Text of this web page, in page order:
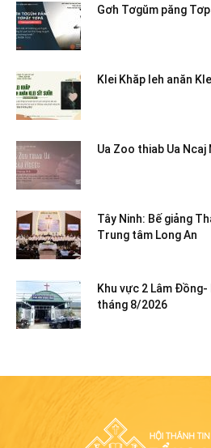
Gơh Tơgŭm păng
Klei Khăp leh anăn
Ua Zoo thiab Ua
Tây Ninh: Bế giảng
Trung tâm Long An
Khu vực 2 Lâm
tháng 8/2026